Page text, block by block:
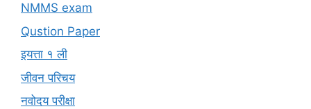
NMMS exam
Qustion Paper
इयत्ता १ ली
जीवन परिचय
नवोदय परीक्षा